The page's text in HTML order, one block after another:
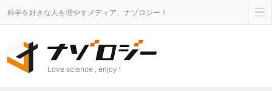
科学を好きな人を増やすメディア、ナゾロジー！
Love science , enjoy !